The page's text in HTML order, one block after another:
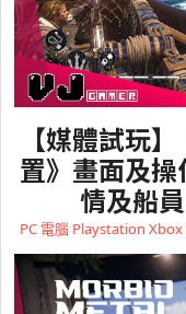
【媒體試玩
置》畫面及
情及船
PC 電腦 Playstation Xbox